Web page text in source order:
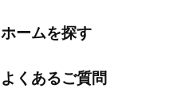
ホームを探す
よくあるご質問